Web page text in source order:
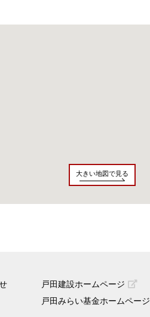
大きい地図で見る
戸田建設ホームページ
戸田みらい基金ホームページ